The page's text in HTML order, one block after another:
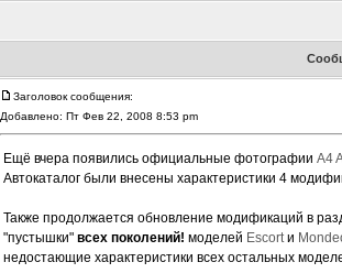
Заголовок сообщения:
Добавлено: Пт Фев 22, 2008 8:53 pm
Ещё вчера появились официальные фотографии A4
Автокаталог были внесены характеристики 4
Также продолжается обновление модификаций в
"пустышки" всех поколений! моделей Escortи
недостающие характеристики всех остальных